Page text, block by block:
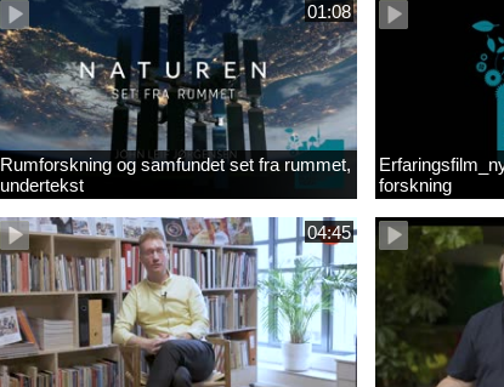
01:08
Rumforskning og samfundet set fra rummet,
undertekst
forskning
04:45